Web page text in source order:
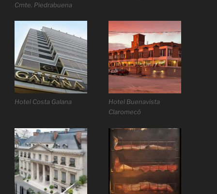
Cmte. Piedrabuena
Hotel Costa Galana
Hotel Buenavista
Claromecó